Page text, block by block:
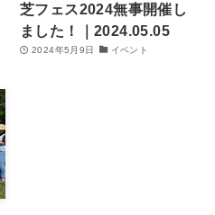
芝フェス2024無事開催し
ました！｜2024.05.05
2024年5月9日 イベント